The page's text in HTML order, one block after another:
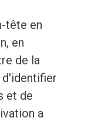
tête en
en
de la
d'identifier
et de
a